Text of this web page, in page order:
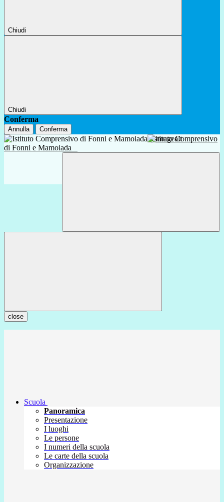
Chiudi
Chiudi
Conferma
Annulla Conferma
Istituto Comprensivo
di Fonni e Mamoiada
close
Scuola
Panoramica
Presentazione
I luoghi
Le persone
I numeri della scuola
Le carte della scuola
Organizzazione